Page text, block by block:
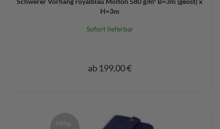
H=3m
Sofort lieferbar
ab 199,00 €